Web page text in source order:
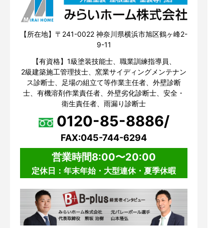
【所在地】〒241-0022 神奈川県横浜市旭区鶴ヶ峰2-
9-11
【有資格】1級塗装技能士、職業訓練指導員、
2級建築施工管理技士、窯業サイディングメンテナン
ス診断士、足場の組立て等作業主任者、外壁診断
士、有機溶剤作業責任者、外壁劣化診断士、安全・
衛生責任者、雨漏り診断士
0120-85-8886/
FAX:045-744-6294
営業時間8:00〜20:00
定休日：年末年始・大型連休・夏季休暇